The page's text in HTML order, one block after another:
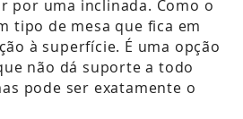
por uma inclinada. Como o
tipo de mesa que fica em
à superfície. É uma opção
não dá suporte a todo
pode ser exatamente o